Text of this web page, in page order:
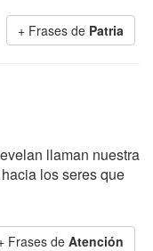
+ Frases de Patria
llaman nuestra
los seres que
Frases de Atención